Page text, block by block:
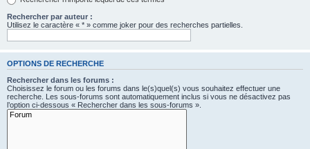
Rechercher par auteur :
Utilisez le caractère « * » comme joker pour des recherches partielles.
OPTIONS DE RECHERCHE
Rechercher dans les forums :
Choisissez le forum ou les forums dans le(s)quel(s) vous souhaitez effectuer une
recherche. Les sous-forums sont automatiquement inclus si vous ne désactivez pas
l’option ci-dessous « Rechercher dans les sous-forums ».